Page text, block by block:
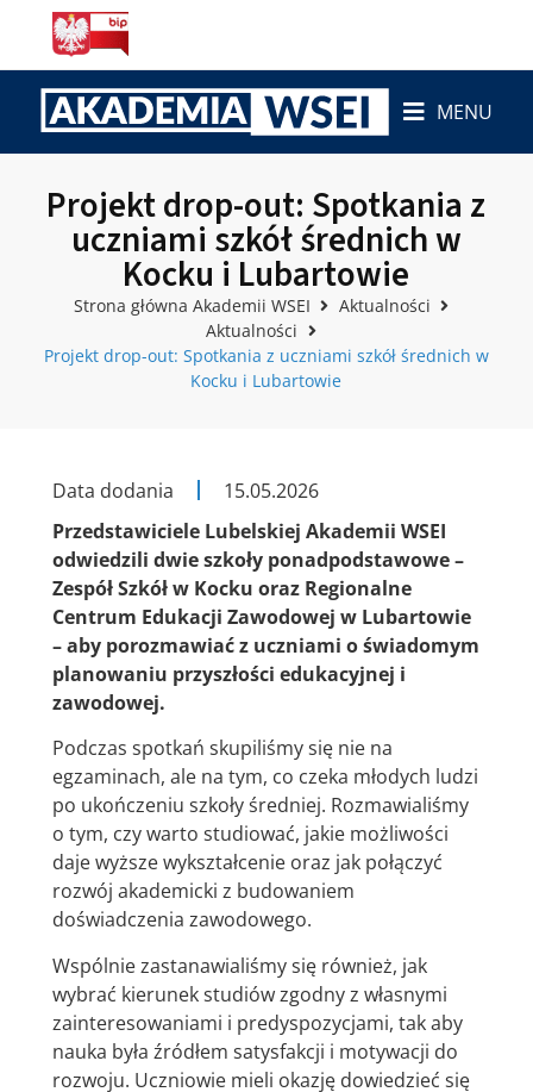
MENU
Projekt drop-out: Spotkania z
uczniami szkół średnich w
Kocku i Lubartowie
Strona główna Akademii WSEI
Aktualności
Aktualności
Projekt drop-out: Spotkania z uczniami szkół średnich w
Kocku i Lubartowie
Data dodania
15.05.2026
Przedstawiciele Lubelskiej Akademii WSEI
odwiedzili dwie szkoły ponadpodstawowe –
Zespół Szkół w Kocku oraz Regionalne
Centrum Edukacji Zawodowej w Lubartowie
– aby porozmawiać z uczniami o świadomym
planowaniu przyszłości edukacyjnej i
zawodowej.
Podczas spotkań skupiliśmy się nie na
egzaminach, ale na tym, co czeka młodych ludzi
po ukończeniu szkoły średniej. Rozmawialiśmy
o tym, czy warto studiować, jakie możliwości
daje wyższe wykształcenie oraz jak połączyć
rozwój akademicki z budowaniem
doświadczenia zawodowego.
Wspólnie zastanawialiśmy się również, jak
wybrać kierunek studiów zgodny z własnymi
zainteresowaniami i predyspozycjami, tak aby
nauka była źródłem satysfakcji i motywacji do
rozwoju. Uczniowie mieli okazję dowiedzieć się